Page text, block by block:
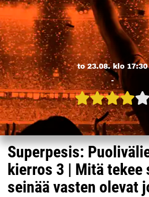
to 23.08. klo 17:30
-
Superpesis:
kierros 3 | Mitä tekee
seinää vasten olevat